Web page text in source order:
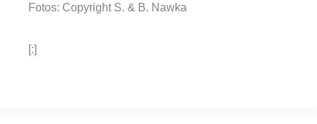
Fotos: Copyright S. & B. Nawka
[:]